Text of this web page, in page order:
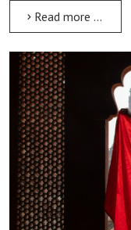
Read more …